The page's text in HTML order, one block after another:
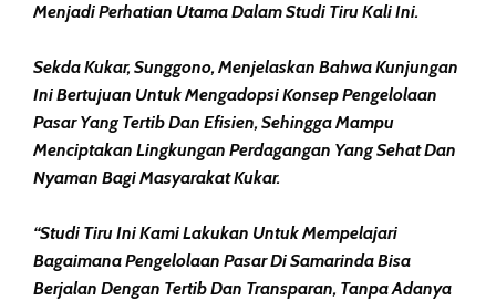
Menjadi Perhatian Utama Dalam Studi Tiru Kali Ini.
Sekda Kukar, Sunggono, Menjelaskan Bahwa Kunjungan
Ini Bertujuan Untuk Mengadopsi Konsep Pengelolaan
Pasar Yang Tertib Dan Efisien, Sehingga Mampu
Menciptakan Lingkungan Perdagangan Yang Sehat Dan
Nyaman Bagi Masyarakat Kukar.
“Studi Tiru Ini Kami Lakukan Untuk Mempelajari
Bagaimana Pengelolaan Pasar Di Samarinda Bisa
Berjalan Dengan Tertib Dan Transparan, Tanpa Adanya